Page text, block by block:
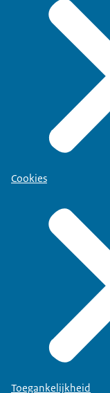
Cookies
Toegankelijkheid